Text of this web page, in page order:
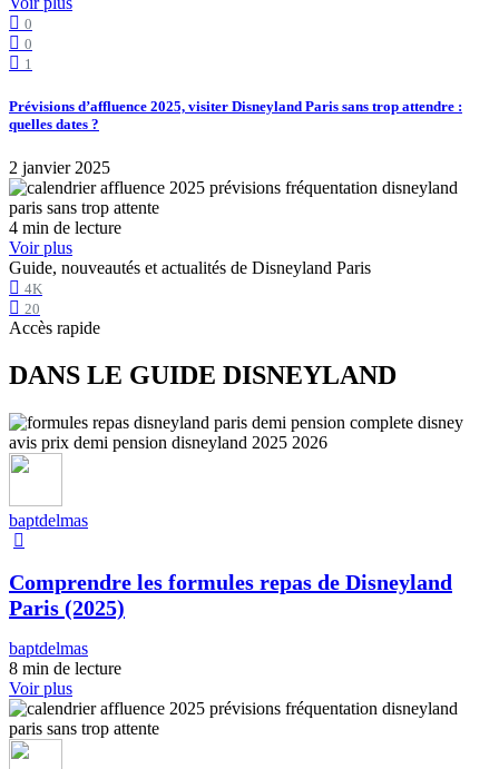
0
0
1
Prévisions d’affluence 2025, visiter Disneyland Paris sans trop attendre :
quelles dates ?
2 janvier 2025
4 min de lecture
Voir plus
Guide, nouveautés et actualités de Disneyland Paris
4K
20
Accès rapide
DANS LE GUIDE DISNEYLAND
baptdelmas
Comprendre les formules repas de Disneyland
Paris (2025)
baptdelmas
8 min de lecture
Voir plus